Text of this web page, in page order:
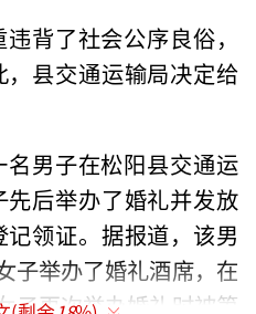
背了社会公序良俗，
县交通运输局决定给
男子在松阳县交通运
后举办了婚礼并发放
领证。据报道，该男
子举办了婚礼酒席，在
子再次举办婚礼时被第